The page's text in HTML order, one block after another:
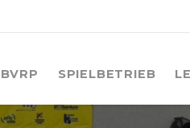
BVRP SPIELBETRIEB